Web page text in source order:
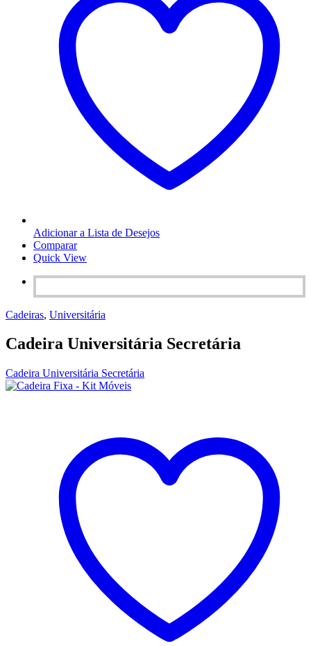
Adicionar a Lista de Desejos
Comparar
Quick View
Cadeiras, Universitária
Cadeira Universitária Secretária
Cadeira Universitária Secretária